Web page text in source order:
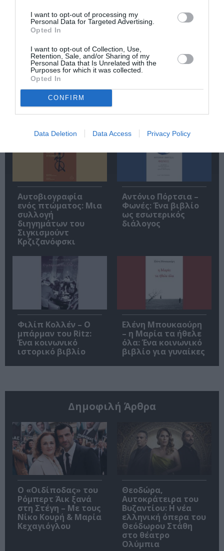
I want to opt-out of processing my
Personal Data for Targeted Advertising.
Opted In
I want to opt-out of Collection, Use,
Retention, Sale, and/or Sharing of my
Personal Data that Is Unrelated with the
Purposes for which it was collected.
Opted In
CONFIRM
Data Deletion Data Access Privacy Policy
Ακολουθήστε το Culturenow.gr
Σχετικά Άρθρα
Αυτοβιογραφία
ενός πτώματος: Μια
συλλογή
διηγημάτων του
Σιγκισμούντ
Κρζιζανόφσκι
Αντόνιο Πόρτσια –
Φωνές: Ένα βιβλίο
ως εσωτερικός
διάλογος
Φιλίπ Κολλέν – Ο
μπάρμαν του Ritz:
Ένα κοινωνικό
ιστορικό βιβλίο
Ελένη Μπουκαούρη
– η Μαρία τα ήθελε
όλα: Ένα κοινωνικό
βιβλίο για γυναίκες
Δημοφιλή Άρθρα
O «Οιδίποδας» του
Ρόμπερτ Άικ ξανά
στη Στέγη – Με τους
Νίκο Κουρή & Μαρία
Κεχαγιόγλου
Θεοδώρα,
Αυτοκράτειρα του
Βυζαντίου: Η νέα
ελληνική όπερα του
Θεόδωρου Στάθη
στο θέατρο
Ολύμπια